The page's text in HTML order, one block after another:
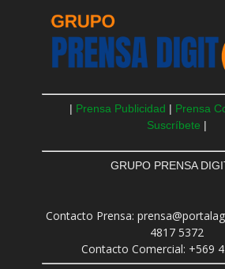
| Prensa Publicidad | Prensa
Suscríbete |
GRUPO PRENSA
Contacto Prensa:
4817 5372
Contacto Comercial: +569